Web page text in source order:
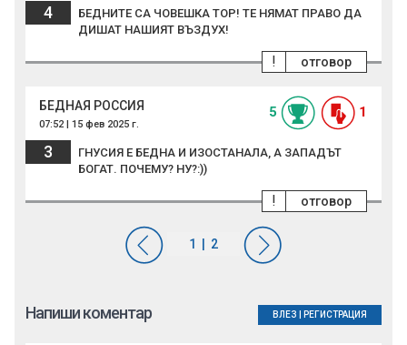
4
БЕДНИТЕ СА ЧОВЕШКА ТОР! ТЕ НЯМАТ ПРАВО ДА
ДИШАТ НАШИЯТ ВЪЗДУХ!
отговор
!
БЕДНАЯ РОССИЯ
07:52 | 15 фев 2025 г.
5 1
3
ГНУСИЯ Е БЕДНА И ИЗОСТАНАЛА, А ЗАПАДЪТ
БОГАТ. ПОЧЕМУ? НУ?:))
отговор
!
Напиши коментар ВЛЕЗ РЕГИСТРАЦИЯ